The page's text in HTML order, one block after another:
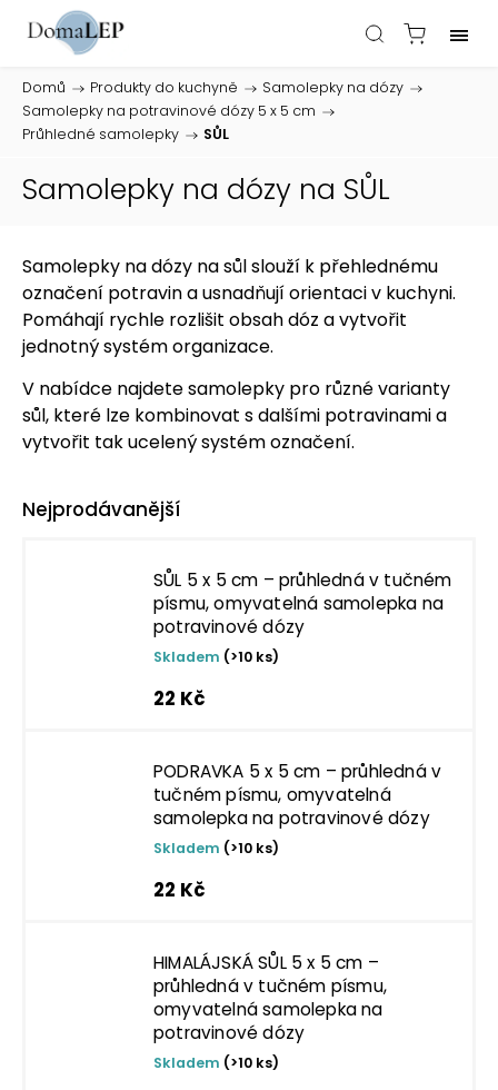
Domů / Produkty do kuchyně / Samolepky na dózy /
Samolepky na potravinové dózy 5 x 5 cm /
Průhledné samolepky / SŮL
Samolepky na dózy na SŮL
Samolepky na dózy na sůl slouží k přehlednému
označení potravin a usnadňují orientaci v kuchyni.
Pomáhají rychle rozlišit obsah dóz a vytvořit
jednotný systém organizace.
V nabídce najdete samolepky pro různé varianty
sůl, které lze kombinovat s dalšími potravinami a
vytvořit tak ucelený systém označení.
Nejprodávanější
SŮL 5 x 5 cm – průhledná v tučném
písmu, omyvatelná samolepka na
potravinové dózy
Skladem (>10 ks)
22 Kč
PODRAVKA 5 x 5 cm – průhledná v
tučném písmu, omyvatelná
samolepka na potravinové dózy
Skladem (>10 ks)
22 Kč
HIMALÁJSKÁ SŮL 5 x 5 cm –
průhledná v tučném písmu,
omyvatelná samolepka na
potravinové dózy
Skladem (>10 ks)